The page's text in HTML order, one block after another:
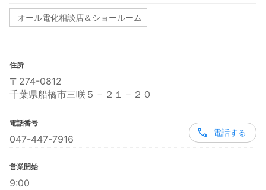
オール電化相談店＆ショールーム
住所
〒274-0812
千葉県船橋市三咲５－２１－２０
電話番号
047-447-7916
電話する
営業開始
9:00